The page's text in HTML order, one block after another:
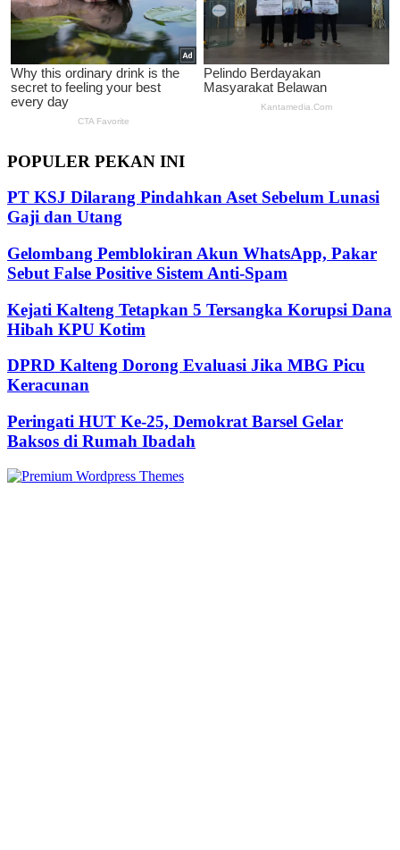
POPULER PEKAN INI
PT KSJ Dilarang Pindahkan Aset Sebelum Lunasi
Gaji dan Utang
Gelombang Pemblokiran Akun WhatsApp, Pakar
Sebut False Positive Sistem Anti-Spam
Kejati Kalteng Tetapkan 5 Tersangka Korupsi Dana
Hibah KPU Kotim
DPRD Kalteng Dorong Evaluasi Jika MBG Picu
Keracunan
Peringati HUT Ke-25, Demokrat Barsel Gelar
Baksos di Rumah Ibadah